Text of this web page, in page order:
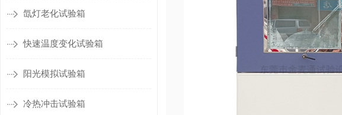
氙灯老化试验箱
快速温度变化试验箱
阳光模拟试验箱
冷热冲击试验箱